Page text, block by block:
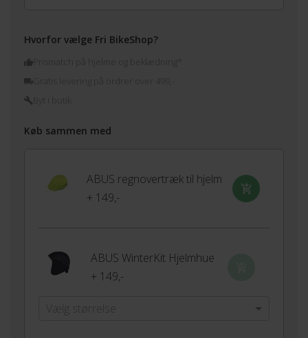
Hvorfor vælge Fri BikeShop?
Prismatch på hjelme og beklædning*
Køb sammen med
ABUS regnovertræk til hjelm
+ 149,-
ABUS WinterKit Hjelmhue
+ 149,-
Vælg størrelse